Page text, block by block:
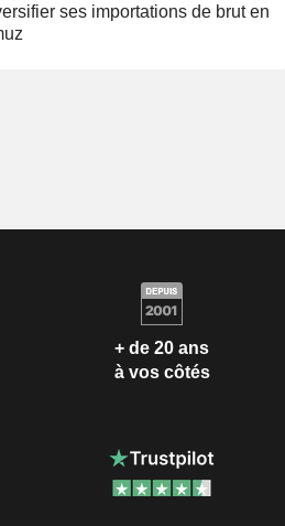
ses importations de brut en
+ de 20 ans
à vos côtés